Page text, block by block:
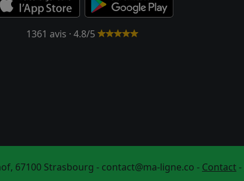
1361 avis · 4.8/5
67100 Strasbourg - contact@ma-ligne.co - Contact-